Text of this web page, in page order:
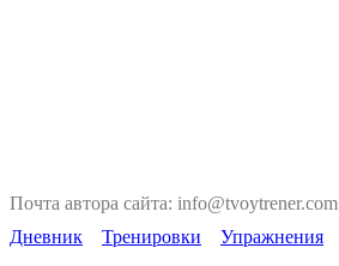
Почта автора сайта: info@tvoytrener.com
Дневник
Тренировки Упражнения